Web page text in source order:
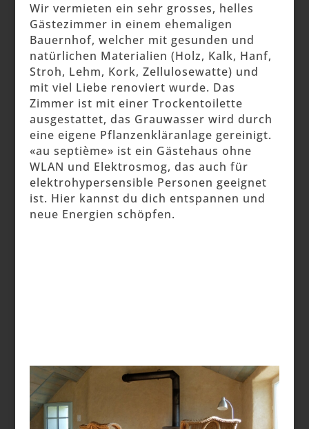
Wir vermieten ein sehr grosses, helles
Gästezimmer in einem ehemaligen
Bauernhof, welcher mit gesunden und
natürlichen Materialien (Holz, Kalk, Hanf,
Stroh, Lehm, Kork, Zellulosewatte) und
mit viel Liebe renoviert wurde. Das
Zimmer ist mit einer Trockentoilette
ausgestattet, das Grauwasser wird durch
eine eigene Pflanzenkläranlage gereinigt.
«au septième» ist ein Gästehaus ohne
WLAN und Elektrosmog, das auch für
elektrohypersensible Personen geeignet
ist. Hier kannst du dich entspannen und
neue Energien schöpfen.